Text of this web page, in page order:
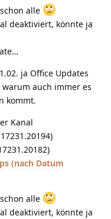
alle
deaktiviert, könnte ja
ja Office Updates
auch immer es
kommt.
Kanal
(nach Datum
alle
deaktiviert, könnte ja